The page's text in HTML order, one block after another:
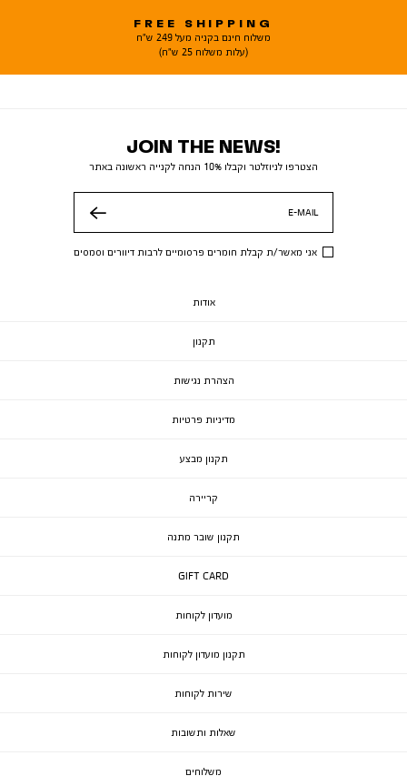
FREE SHIPPING
משלוח חינם בקניה מעל 249 ש"ח
(עלות משלוח 25 ש"ח)
JOIN THE NEWS!
הצטרפו לניוזלטר וקבלו 10% הנחה לקנייה ראשונה באתר
E-MAIL
אני מאשר/ת קבלת חומרים פרסומיים לרבות דיוורים וסמסים
אודות
תקנון
הצהרת נגישות
מדיניות פרטיות
תקנון מבצע
קריירה
תקנון שובר מתנה
GIFT CARD
מועדון לקוחות
תקנון מועדון לקוחות
שירות לקוחות
שאלות ותשובות
משלוחים